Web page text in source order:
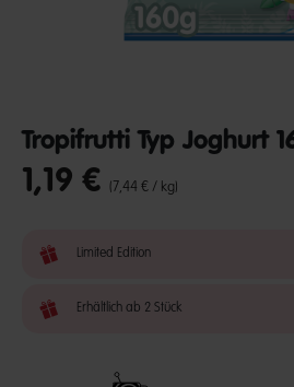
Tropifrutti Typ Joghurt
undefined out of 5 Customer Rating
1,19 € (7,44 € / kg)
Limited Edition
Erhältlich ab 2 Stück